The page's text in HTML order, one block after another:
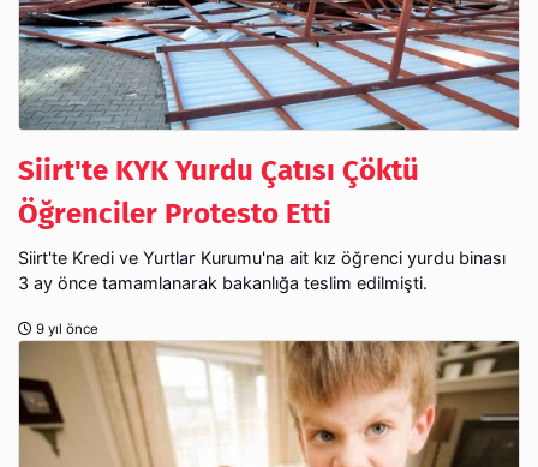
Siirt'te KYK Yurdu Çatısı Çöktü
Öğrenciler Protesto Etti
Siirt'te Kredi ve Yurtlar Kurumu'na ait kız öğrenci yurdu binası
3 ay önce tamamlanarak bakanlığa teslim edilmişti.
9 yıl önce